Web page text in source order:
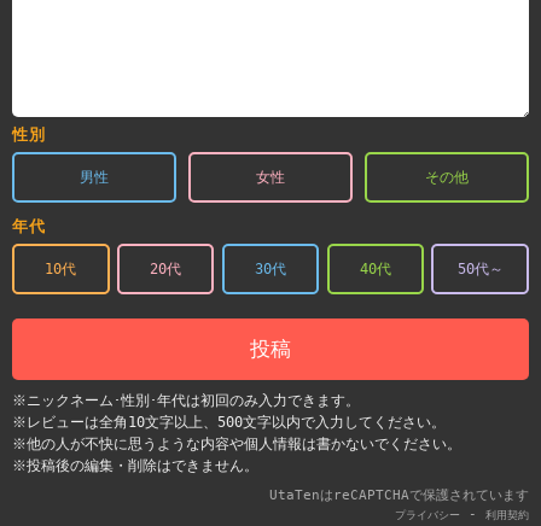
性別
男性 女性 その他
年代
10代 20代 30代 40代 50代～
投稿
※ニックネーム･性別･年代は初回のみ入力できます。
※レビューは全角10文字以上、500文字以内で入力してください。
※他の人が不快に思うような内容や個人情報は書かないでください。
※投稿後の編集・削除はできません。
UtaTenはreCAPTCHAで保護されています
プライバシー - 利用契約